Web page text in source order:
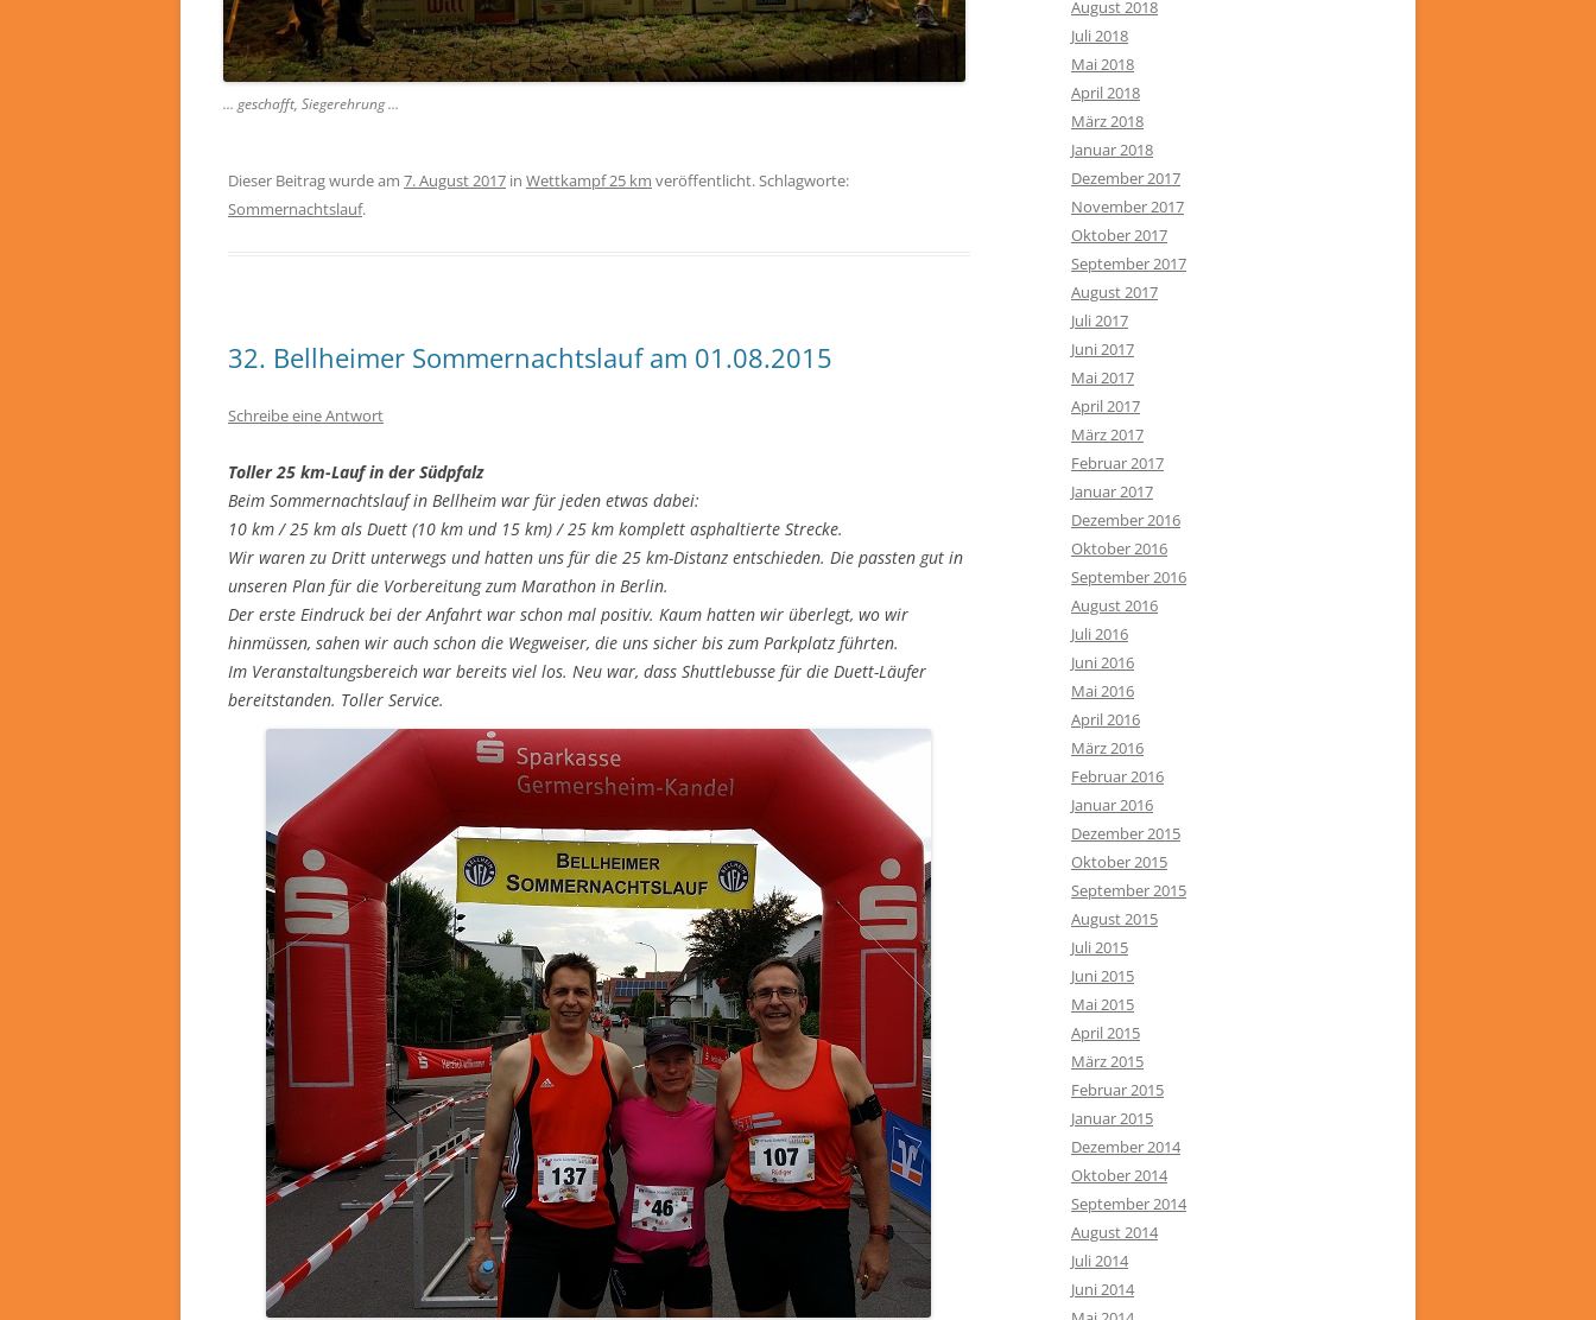
… geschafft, Siegerehrung …
Dieser Beitrag wurde am 7. August 2017 in Wettkampf 25 km veröffentlicht. Schlagworte:
Sommernachtslauf.
32. Bellheimer Sommernachtslauf am 01.08.2015
Schreibe eine Antwort
Toller 25 km-Lauf in der Südpfalz
Beim Sommernachtslauf in Bellheim war für jeden etwas dabei:
10 km / 25 km als Duett (10 km und 15 km) / 25 km komplett asphaltierte Strecke.
Wir waren zu Dritt unterwegs und hatten uns für die 25 km-Distanz entschieden. Die passten gut in
unseren Plan für die Vorbereitung zum Marathon in Berlin.
Der erste Eindruck bei der Anfahrt war schon mal positiv. Kaum hatten wir überlegt, wo wir
hinmüssen, sahen wir auch schon die Wegweiser, die uns sicher bis zum Parkplatz führten.
Im Veranstaltungsbereich war bereits viel los. Neu war, dass Shuttlebusse für die Duett-Läufer
bereitstanden. Toller Service.
August 2018
Juli 2018
Mai 2018
April 2018
März 2018
Januar 2018
Dezember 2017
November 2017
Oktober 2017
September 2017
August 2017
Juli 2017
Juni 2017
Mai 2017
April 2017
März 2017
Februar 2017
Januar 2017
Dezember 2016
Oktober 2016
September 2016
August 2016
Juli 2016
Juni 2016
Mai 2016
April 2016
März 2016
Februar 2016
Januar 2016
Dezember 2015
Oktober 2015
September 2015
August 2015
Juli 2015
Juni 2015
Mai 2015
April 2015
März 2015
Februar 2015
Januar 2015
Dezember 2014
Oktober 2014
September 2014
August 2014
Juli 2014
Juni 2014